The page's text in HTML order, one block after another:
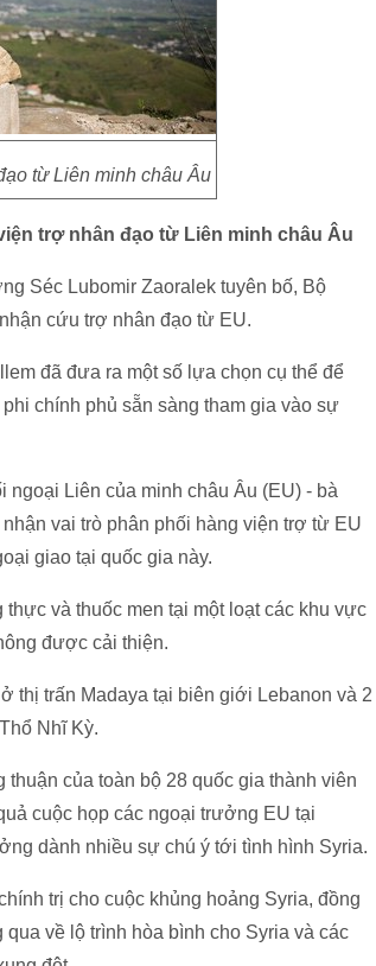
từ Liên minh châu Âu
trợ nhân đạo từ Liên minh châu Âu
Séc Lubomir Zaoralek tuyên bố, Bộ
cứu trợ nhân đạo từ EU.
đã đưa ra một số lựa chọn cụ thể để
chính phủ sẵn sàng tham gia vào sự
Liên của minh châu Âu (EU) - bà
vai trò phân phối hàng viện trợ từ EU
giao tại quốc gia này.
và thuốc men tại một loạt các khu vực
được cải thiện.
thị trấn Madaya tại biên giới Lebanon và 2
Nhĩ Kỳ.
của toàn bộ 28 quốc gia thành viên
cuộc họp các ngoại trưởng EU tại
dành nhiều sự chú ý tới tình hình Syria.
trị cho cuộc khủng hoảng Syria, đồng
về lộ trình hòa bình cho Syria và các